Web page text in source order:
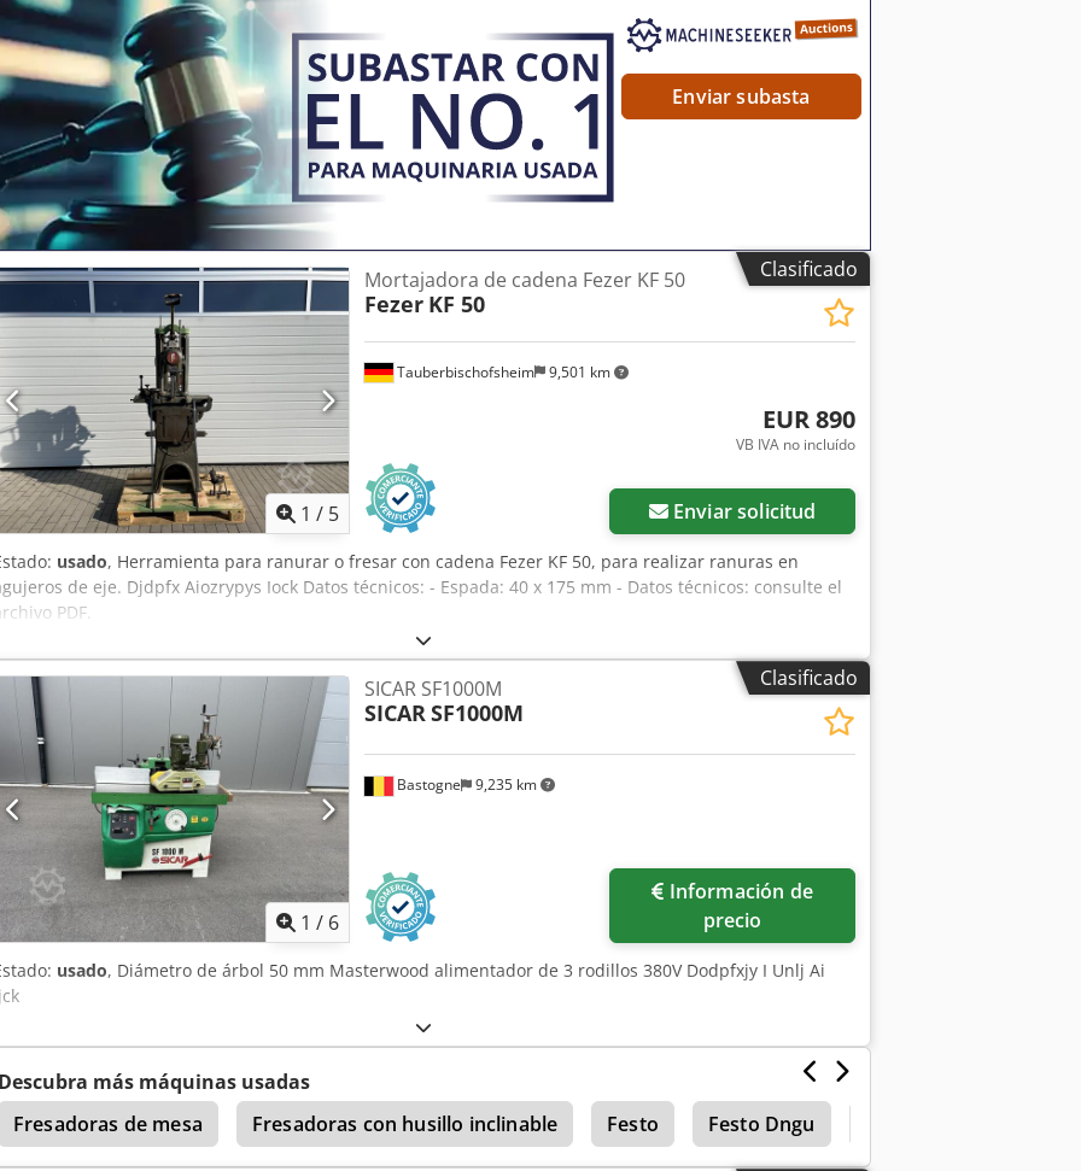
Enviar subasta
Clasificado
1 / 5
Tauberbischofsheim 9,501 km
Mortajadora de cadena Fezer KF 50
Fezer KF 50
EUR 890
VB IVA no incluído
Enviar solicitud
usado, Herramienta para ranurar o fresar con cadena Fezer KF 50, para realizar ranuras en
de eje. Djdpfx Aiozrypys Iock Datos técnicos: - Espada: 40 x 175 mm - Datos técnicos: consulte el
PDF.
Clasificado
1 / 6
Bastogne 9,235 km
SICAR SF1000M
SICARSF1000M
precio
usado, Diámetro de árbol 50 mm Masterwood alimentador de 3 rodillos 380V Dodpfxjy I Unlj Ai
Descubra más máquinas usadas
Fresadoras de mesa
Fresadoras con husillo inclinable Festo Festo Dngu